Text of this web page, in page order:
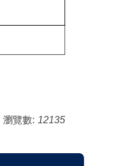
瀏覽數: 12135